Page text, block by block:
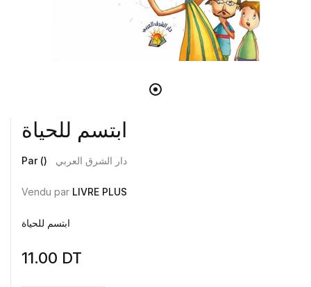
ابتسم للحياة
Par () دار الشرق العربي
Vendu par LIVRE PLUS
ابتسم للحياة
11.00 DT